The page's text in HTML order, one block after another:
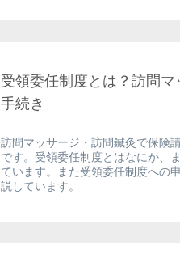
受領委任制度とは？訪問
手続き
訪問マッサージ・訪問鍼灸で保険
です。受領委任制度とはなにか、
ています。また受領委任制度への
説しています。